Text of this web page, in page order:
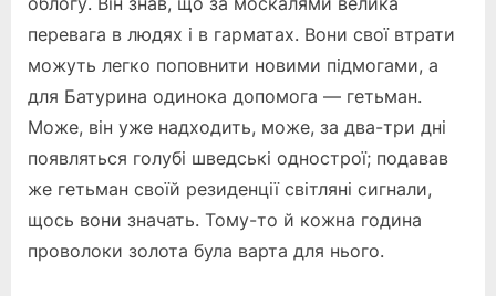
перевага в людях і в гарматах. Вони свої втрати
можуть легко поповнити новими підмогами, а
для Батурина одинока допомога — гетьман.
Може, він уже надходить, може, за два-три дні
появляться голубі шведські однострої; подавав
же гетьман своїй резиденції світляні сигнали,
щось вони значать. Тому-то й кожна година
проволоки золота була варта для нього.